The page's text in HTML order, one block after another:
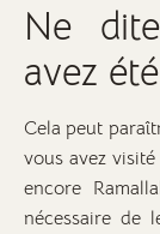
Ne
avez
Cela peut
vous avez
encore
nécessaire de